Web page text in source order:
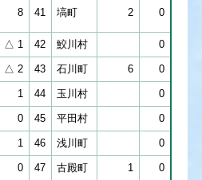
8 41 塙町 2 0
△ 1 42 鮫川村 0
△ 2 43 石川町 6 0
1 44 玉川村 0
0 45 平田村 0
1 46 浅川町 0
0 47 古殿町 1 0